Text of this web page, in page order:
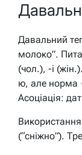
Давальний
молоко”.
(чол.), -і
ю, але норма
Асоціація:
(“сніжно”).